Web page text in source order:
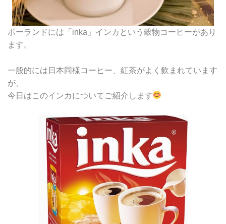
ポーランドには「inka」インカという穀物コーヒーがあり
ます。
一般的には日本同様コーヒー、紅茶がよく飲まれています
が、
今日はこのインカについてご紹介します